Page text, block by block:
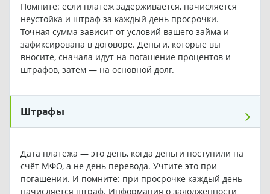
Помните: если платёж задерживается, начисляется
неустойка и штраф за каждый день просрочки.
Точная сумма зависит от условий вашего займа и
зафиксирована в договоре. Деньги, которые вы
вносите, сначала идут на погашение процентов и
штрафов, затем — на основной долг.
Штрафы
Дата платежа — это день, когда деньги поступили на
счёт МФО, а не день перевода. Учтите это при
погашении. И помните: при просрочке каждый день
начисляется штраф. Информация о задолженности